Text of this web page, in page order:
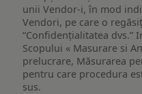
unii Vendor-i, în mod
Vendori, pe care o
“Confidențialitatea dvs.”
Scopului « Masurare si
prelucrare, Măsurarea
pentru care procedura
sus.